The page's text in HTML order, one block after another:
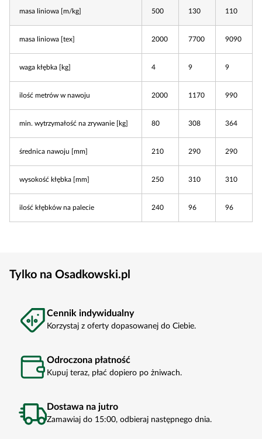
masa liniowa [m/kg] 500 130 110
masa liniowa [tex] 2000 7700 9090
waga kłębka [kg] 4 9 9
ilość metrów w nawoju 2000 1170 990
min. wytrzymałość na zrywanie [kg] 80 308 364
średnica nawoju [mm] 210 290 290
wysokość kłębka [mm] 250 310 310
ilość kłębków na palecie 240 96 96
Tylko na Osadkowski.pl
Cennik indywidualny
Korzystaj z oferty dopasowanej do Ciebie.
Odroczona płatność
Kupuj teraz, płać dopiero po żniwach.
Dostawa na jutro
Zamawiaj do 15:00, odbieraj następnego dnia.